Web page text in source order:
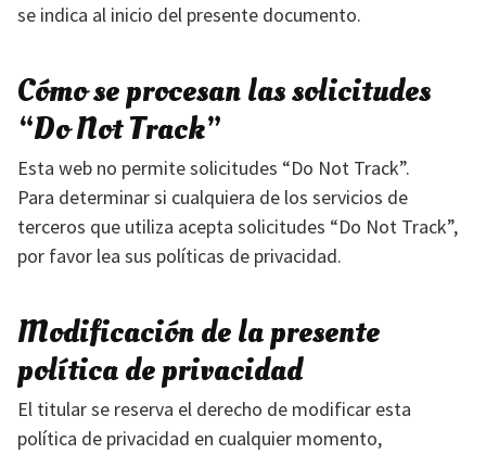
se indica al inicio del presente documento.
Cómo se procesan las solicitudes
“Do Not Track”
Esta web no permite solicitudes “Do Not Track”.
Para determinar si cualquiera de los servicios de
terceros que utiliza acepta solicitudes “Do Not Track”,
por favor lea sus políticas de privacidad.
Modificación de la presente
política de privacidad
El titular se reserva el derecho de modificar esta
política de privacidad en cualquier momento,